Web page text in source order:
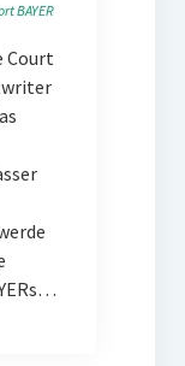
BAYER
Court